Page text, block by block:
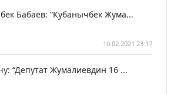
Бабаев: “Кубанычбек Жума...
10.02.2021 23:17
“Депутат Жумалиевдин 16 ...